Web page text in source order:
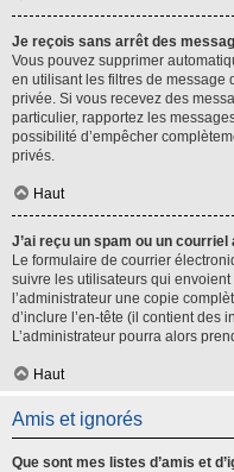
Je reçois sans arrêt des
Vous pouvez supprimer
en utilisant les filtres de message
privée. Si vous recevez des
particulier, rapportez les
possibilité d’empêcher
privés.
Haut
J’ai reçu un spam ou un
Le formulaire de courrier
suivre les utilisateurs qui
l’administrateur une copie
d’inclure l’en-tête (il contient des
L’administrateur pourra alors
Haut
Amis et ignorés
Que sont mes listes d’amis et